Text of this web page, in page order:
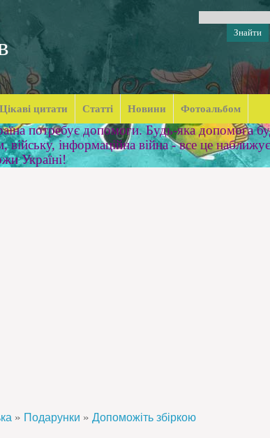
Цікаві цитати Статті Новини Фотоальбом
потребує допомоги. Будь-яка допомога
інформаційна війна - все це
Україні!
» Подарунки » Допоможіть збіркою